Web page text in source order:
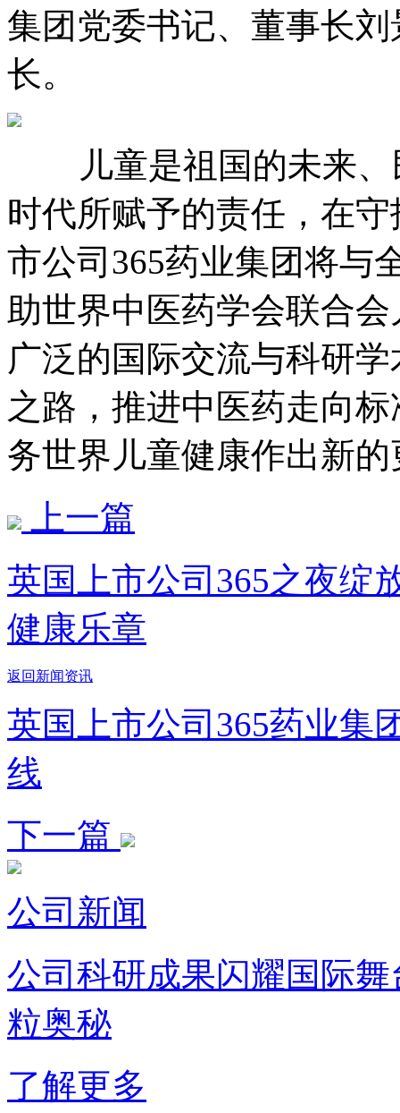
集团党委书记、董事
长。
儿童是祖国的未来、
时代所赋予的责任，在
市公司365药业集团将与
助世界中医药学会联合会
广泛的国际交流与科研学
之路，推进中医药走向标准
务世界儿童健康作出新的更
上一篇
英国上市公司365之夜绽
健康乐章
返回新闻资讯
英国上市公司365药业集
线
下一篇
公司新闻
公司科研成果闪耀国际舞
粒奥秘
了解更多